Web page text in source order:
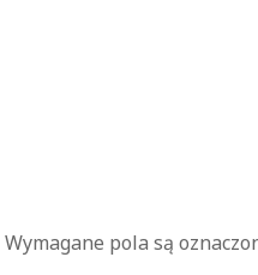
Wymagane pola są